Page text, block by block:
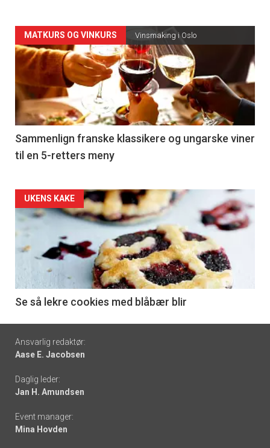
Forsiden
akkurat
nå
-
5
MATKURS OG VINKURS Vinsmaking i Oslo
Sammenlign franske klassikere og ungarske viner
til en 5-retters meny
Forsiden
akkurat
nå
6
UKENS KAKE
Se så lekre cookies med blåbær blir
Footer
-
links
Ansvarlig redaktør:
Aase E. Jacobsen
Daglig leder:
Jan H. Amundsen
Event manager:
Mina Hovden